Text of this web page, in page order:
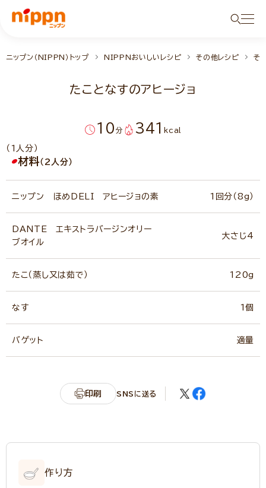
ニップン（NIPPN）トップ NIPPNおいしいレシピ その他レシピ そ
たことなすのアヒージョ
10 分 341kcal
（1人分）
材料（2人分）
ニップン ほめDELI アヒージョの素 1回分（8g）
DANTE エキストラバージンオリー
ブオイル
大さじ4
たこ（蒸し又は茹で） 120g
なす 1個
バゲット 適量
印刷 SNSに送る
作り方